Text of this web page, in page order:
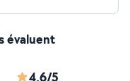
évaluent
4,6/5